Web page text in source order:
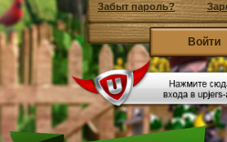
Забыт пароль?